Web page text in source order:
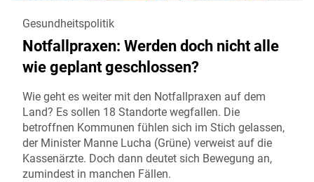
Gesundheitspolitik
Notfallpraxen: Werden doch nicht alle
wie geplant geschlossen?
Wie geht es weiter mit den Notfallpraxen auf dem
Land? Es sollen 18 Standorte wegfallen. Die
betroffnen Kommunen fühlen sich im Stich gelassen,
der Minister Manne Lucha (Grüne) verweist auf die
Kassenärzte. Doch dann deutet sich Bewegung an,
zumindest in manchen Fällen.